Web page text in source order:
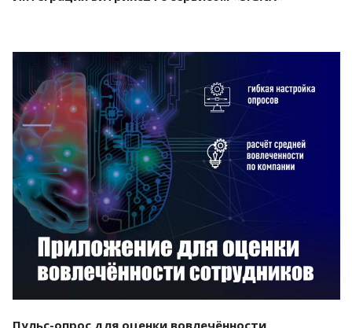
Смотреть проект
Пульс-опрос для оценки вовлечённости